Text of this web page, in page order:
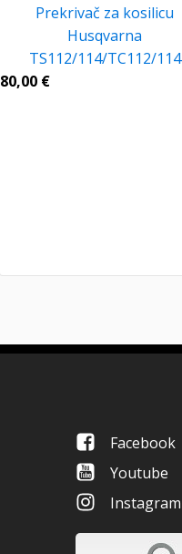
Prekrivač za kosilicu
Husqvarna
TS112/114/TC112/114
80,00 €
Facebook
Youtube
Instagram